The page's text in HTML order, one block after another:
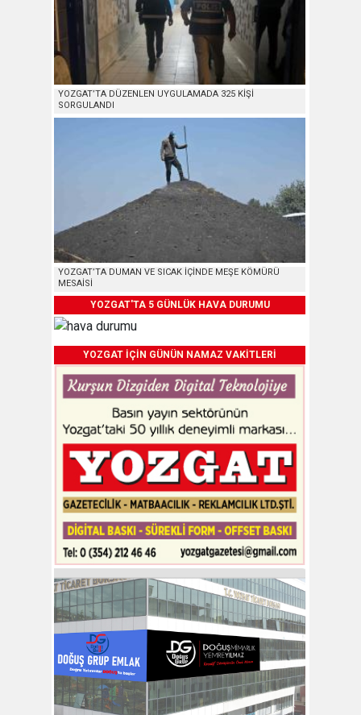
YOZGAT’TA DÜZENLEN UYGULAMADA 325 KİŞİ
SORGULANDI
YOZGAT’TA DUMAN VE SICAK İÇİNDE MEŞE KÖMÜRÜ
MESAİSİ
YOZGAT'TA 5 GÜNLÜK HAVA DURUMU
YOZGAT İÇİN GÜNÜN NAMAZ VAKİTLERİ